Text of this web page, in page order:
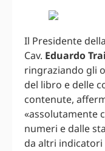
Il Presidente
Cav. Eduardo
ringraziando gli
del libro e delle
contenute,
«assolutamente
numeri e dalle
da altri indicatori